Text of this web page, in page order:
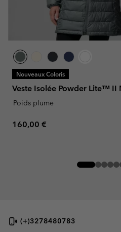
Nouveaux Coloris
Veste Isolée Powder Lite™ II
Poids plume
Regular price:
160,00 €
(+)3278480783